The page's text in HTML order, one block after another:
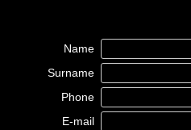
Name
Surname
Phone
E-mail